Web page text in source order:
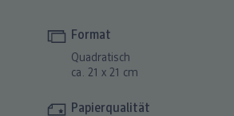
Format
Quadratisch
ca. 21 x 21 cm
Papierqualität